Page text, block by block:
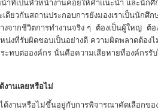
าที่เป็นหัวหน้างานคอยให้คำแนะนำ และนัก
ดียวกันสถานประกอบการยังมองเราเป็นนักศึ
งจากชีวิตการทำงานจริง ๆ ต้องเป็นผู้ใหญ่
น่งที่รับผิดชอบเป็นอย่างดี ความผิดพลาดต้อง
ะทบต่อองค์กร นั่นคือความเสียหายที่องค์กรรั
งานเลยหรือไม่
ด้งานหรือไม่ขึ้นอยู่กับการพิจารณาคัดเลือกข